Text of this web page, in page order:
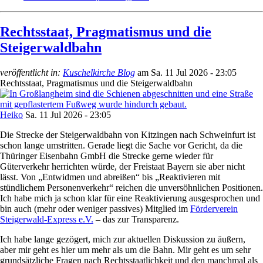
Rechtsstaat, Pragmatismus und die
Steigerwaldbahn
veröffentlicht in: Kuschelkirche Blog am Sa. 11 Jul 2026 - 23:05
Rechtsstaat, Pragmatismus und die Steigerwaldbahn
Heiko Sa. 11 Jul 2026 - 23:05
Die Strecke der Steigerwaldbahn von Kitzingen nach Schweinfurt ist
schon lange umstritten. Gerade liegt die Sache vor Gericht, da die
Thüringer Eisenbahn GmbH die Strecke gerne wieder für
Güterverkehr herrichten würde, der Freistaat Bayern sie aber nicht
lässt. Von „Entwidmen und abreißen“ bis „Reaktivieren mit
stündlichem Personenverkehr“ reichen die unversöhnlichen Positionen.
Ich habe mich ja schon klar für eine Reaktivierung ausgesprochen und
bin auch (mehr oder weniger passives) Mitglied im Förderverein
Steigerwald-Express e.V. – das zur Transparenz.
Ich habe lange gezögert, mich zur aktuellen Diskussion zu äußern,
aber mir geht es hier um mehr als um die Bahn. Mir geht es um sehr
grundsätzliche Fragen nach Rechtsstaatlichkeit und den manchmal als